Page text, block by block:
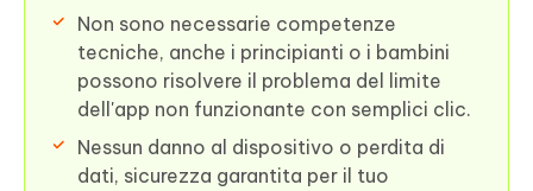
Non sono necessarie competenze
tecniche, anche i principianti o i bambini
possono risolvere il problema del limite
dell'app non funzionante con semplici clic.
Nessun danno al dispositivo o perdita di
dati, sicurezza garantita per il tuo